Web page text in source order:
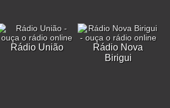
Rádio União
Rádio Nova
Birigui